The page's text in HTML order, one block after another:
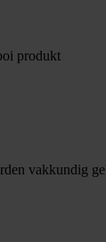
produkt
vakkundig